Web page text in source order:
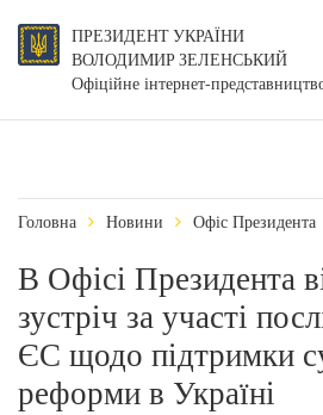
ПРЕЗИДЕНТ УКРАЇНИ
ВОЛОДИМИР ЗЕЛЕНСЬКИЙ
Офіційне інтернет-
Головна Новини Офіс Президента
В Офісі Президента
зустріч за участі
ЄС щодо підтримки
реформи в Україні